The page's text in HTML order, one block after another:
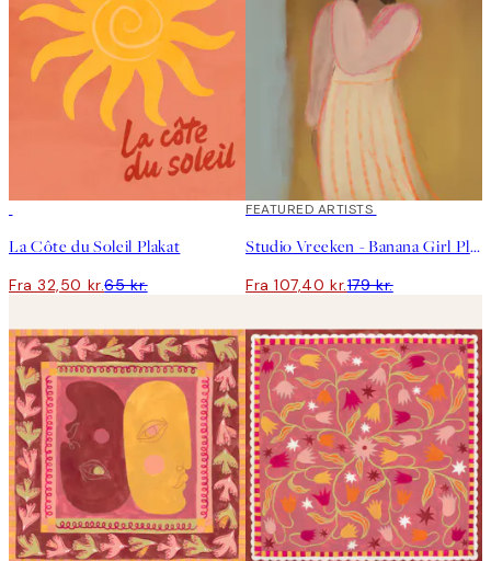
La Côte du Soleil Plakat
Fra 32,50 kr.65 kr.
40%*
FEATURED ARTISTS
Studio Vreeken - Banana Girl Plakat
Fra 107,40 kr.179 kr.